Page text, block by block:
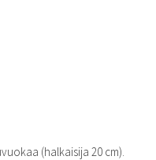
(halkaisija 20 cm).